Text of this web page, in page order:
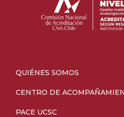
QUIÉNES SOMOS
CENTRO DE
PACE UCSC